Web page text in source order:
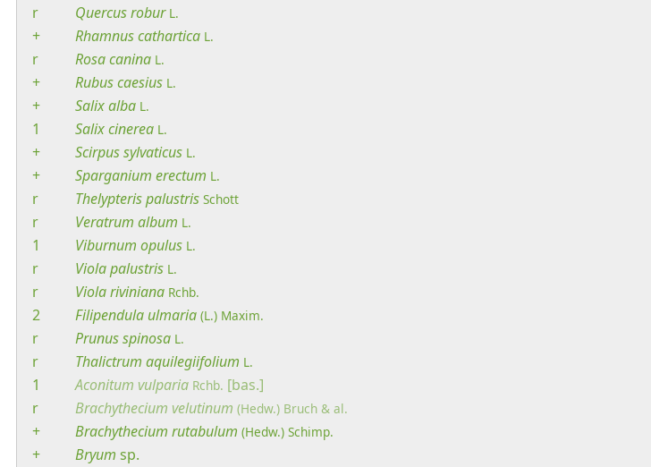
r Quercusrobur L.
+ Rhamnuscathartica L.
r Rosacanina L.
+ Rubuscaesius L.
+ Salixalba L.
1 Salixcinerea L.
+ Scirpussylvaticus L.
+ Sparganium erectum L.
r Thelypterispalustris Schott
r Veratrum album L.
1 Viburnum opulus L.
r Violapalustris L.
r Violariviniana Rchb.
2 Filipendula ulmaria (L.) Maxim.
r Prunusspinosa L.
r Thalictrum aquilegiifolium L.
1 Aconitum vulparia Rchb. [bas.]
r
Brachythecium velutinum (Hedw.) Bruch & al.
+ Brachythecium rutabulum (Hedw.) Schimp.
+ Bryum sp.